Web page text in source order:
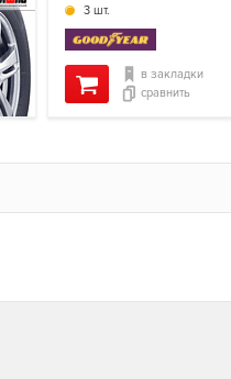
3 шт.
в закладки
сравнить